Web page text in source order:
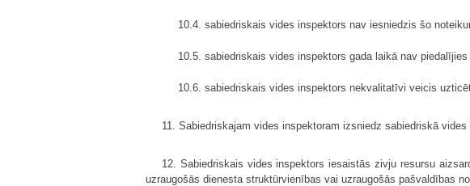
10.4. sabiedriskais vides inspektors nav iesniedzis šo
10.5. sabiedriskais vides inspektors gada laikā nav
10.6. sabiedriskais vides inspektors nekvalitatīvi veicis
11. Sabiedriskajam vides inspektoram izsniedz sabiedriskā
12. Sabiedriskais vides inspektors iesaistās zivju resursu
uzraugošās dienesta struktūrvienības vai uzraugošās pašvaldības